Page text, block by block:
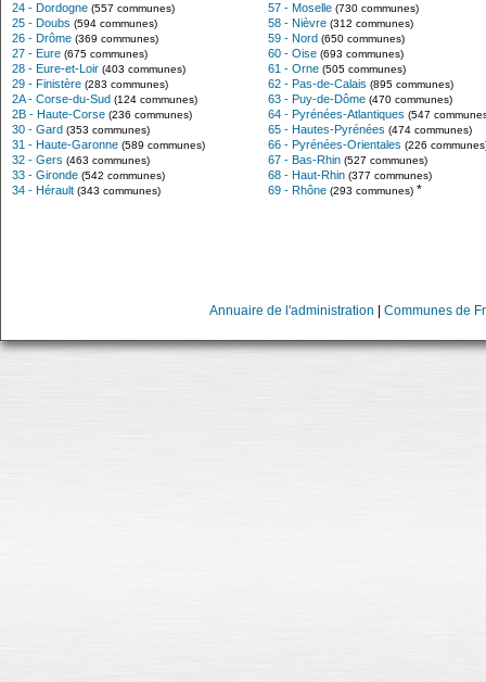
24 - Dordogne (557 communes)
25 - Doubs (594 communes)
26 - Drôme (369 communes)
27 - Eure (675 communes)
28 - Eure-et-Loir (403 communes)
29 - Finistère (283 communes)
2A - Corse-du-Sud (124 communes)
2B - Haute-Corse (236 communes)
30 - Gard (353 communes)
31 - Haute-Garonne (589 communes)
32 - Gers (463 communes)
33 - Gironde (542 communes)
34 - Hérault (343 communes)
57 - Moselle (730 communes)
58 - Nièvre (312 communes)
59 - Nord (650 communes)
60 - Oise (693 communes)
61 - Orne (505 communes)
62 - Pas-de-Calais (895 communes)
63 - Puy-de-Dôme (470 communes)
64 - Pyrénées-Atlantiques (547
65 - Hautes-Pyrénées (474 communes)
66 - Pyrénées-Orientales (226
67 - Bas-Rhin (527 communes)
68 - Haut-Rhin (377 communes)
69 - Rhône (293 communes) *
Annuaire de l'administration Communes de